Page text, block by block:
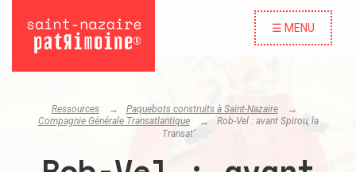
☰ MENU
Ressources
Paquebots construits à Saint-Nazaire
Compagnie Générale Transatlantique
Rob-Vel : avant Spirou, la
Transat’